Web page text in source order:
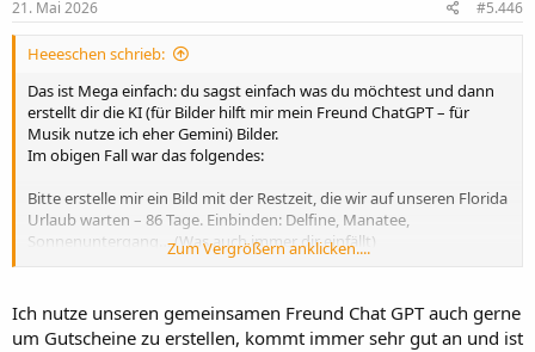
e
21. Mai 2026 #5.446
Heeeschen schrieb:
Das ist Mega einfach: du sagst einfach was du möchtest und dann
erstellt dir die KI (für Bilder hilft mir mein Freund ChatGPT – für
Musik nutze ich eher Gemini) Bilder.
Im obigen Fall war das folgendes:
Bitte erstelle mir ein Bild mit der Restzeit, die wir auf unseren Florida
Urlaub warten – 86 Tage. Einbinden: Delfine, Manatee,
Sonnenuntergang… (Was auch immer dir einfällt)
Und dazu sagen: Bitte auf die Größe anpassen, dass ich es in ein
Zum Vergrößern anklicken....
Ich nutze unseren gemeinsamen Freund Chat GPT auch gerne
um Gutscheine zu erstellen, kommt immer sehr gut an und ist